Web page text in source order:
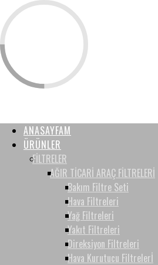
ANASAYFAM
ÜRÜNLER
FİLTRELER
AĞIR TİCARİ ARAÇ FİLTRELERİ
Bakım Filtre Seti
Hava Filtreleri
Yağ Filtreleri
Yakıt Filtreleri
Direksiyon Filtreleri
Hava Kurutucu Filtrelerİ